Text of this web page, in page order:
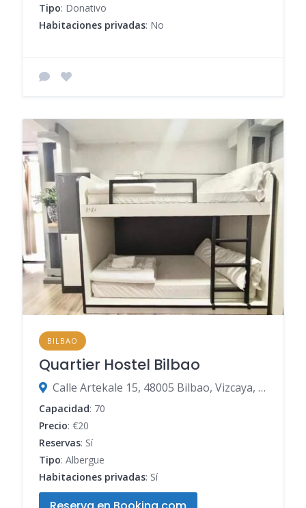
Tipo: Donativo
Habitaciones privadas: No
BILBAO
Quartier Hostel Bilbao
Calle Artekale 15, 48005 Bilbao, Vizcaya, España
Capacidad: 70
Precio: €20
Reservas: Sí
Tipo: Albergue
Habitaciones privadas: Sí